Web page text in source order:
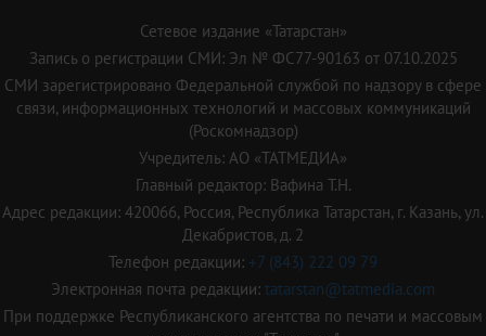
Сетевое издание «Татарстан»
Запись о регистрации СМИ: Эл № ФС77-90163 от 07.10.2025
СМИ зарегистрировано Федеральной службой по надзору в сфере
связи, информационных технологий и массовых коммуникаций
(Роскомнадзор)
Учредитель: АО «ТАТМЕДИА»
Главный редактор: Вафина Т.Н.
Адрес редакции: 420066, Россия, Республика Татарстан, г. Казань, ул.
Декабристов, д. 2
Телефон редакции: +7 (843) 222 09 79
Электронная почта редакции: tatarstan@tatmedia.com
При поддержке Республиканского агентства по печати и массовым